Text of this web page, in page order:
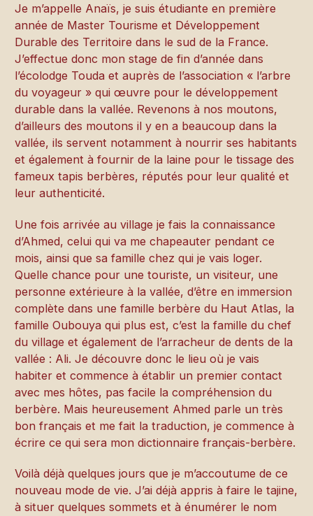
Je m’appelle Anaïs, je suis étudiante en première
année de Master Tourisme et Développement
Durable des Territoire dans le sud de la France.
J’effectue donc mon stage de fin d’année dans
l’écolodge Touda et auprès de l’association « l’arbre
du voyageur » qui œuvre pour le développement
durable dans la vallée. Revenons à nos moutons,
d’ailleurs des moutons il y en a beaucoup dans la
vallée, ils servent notamment à nourrir ses habitants
et également à fournir de la laine pour le tissage des
fameux tapis berbères, réputés pour leur qualité et
leur authenticité.
Une fois arrivée au village je fais la connaissance
d’Ahmed, celui qui va me chapeauter pendant ce
mois, ainsi que sa famille chez qui je vais loger.
Quelle chance pour une touriste, un visiteur, une
personne extérieure à la vallée, d’être en immersion
complète dans une famille berbère du Haut Atlas, la
famille Oubouya qui plus est, c’est la famille du chef
du village et également de l’arracheur de dents de la
vallée : Ali. Je découvre donc le lieu où je vais
habiter et commence à établir un premier contact
avec mes hôtes, pas facile la compréhension du
berbère. Mais heureusement Ahmed parle un très
bon français et me fait la traduction, je commence à
écrire ce qui sera mon dictionnaire français-berbère.
Voilà déjà quelques jours que je m’accoutume de ce
nouveau mode de vie. J’ai déjà appris à faire le tajine,
à situer quelques sommets et à énumérer le nom